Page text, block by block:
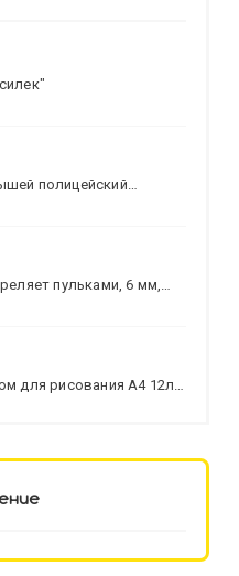
полицейский
пульками, 6 мм,
для рисования А4 12л.